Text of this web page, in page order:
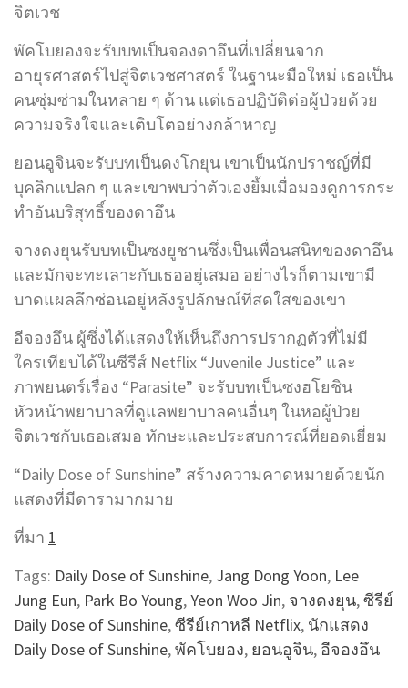
จิตเวช
พัคโบยองจะรับบทเป็นจองดาอึนที่เปลี่ยนจาก
อายุรศาสตร์ไปสู่จิตเวชศาสตร์ ในฐานะมือใหม่ เธอเป็น
คนซุ่มซ่ามในหลาย ๆ ด้าน แต่เธอปฏิบัติต่อผู้ป่วยด้วย
ความจริงใจและเติบโตอย่างกล้าหาญ
ยอนอูจินจะรับบทเป็นดงโกยุน เขาเป็นนักปราชญ์ที่มี
บุคลิกแปลก ๆ และเขาพบว่าตัวเองยิ้มเมื่อมองดูการกระ
ทำอันบริสุทธิ์ของดาอึน
จางดงยุนรับบทเป็นซงยูชานซึ่งเป็นเพื่อนสนิทของดาอึน
และมักจะทะเลาะกับเธออยู่เสมอ อย่างไรก็ตามเขามี
บาดแผลลึกซ่อนอยู่หลังรูปลักษณ์ที่สดใสของเขา
อีจองอึน ผู้ซึ่งได้แสดงให้เห็นถึงการปรากฏตัวที่ไม่มี
ใครเทียบได้ในซีรีส์ Netflix “Juvenile Justice” และ
ภาพยนตร์เรื่อง “Parasite” จะรับบทเป็นซงฮโยชิน
หัวหน้าพยาบาลที่ดูแลพยาบาลคนอื่นๆ ในหอผู้ป่วย
จิตเวชกับเธอเสมอ ทักษะและประสบการณ์ที่ยอดเยี่ยม
“Daily Dose of Sunshine” สร้างความคาดหมายด้วยนัก
แสดงที่มีดารามากมาย
ที่มา 1
Tags: Daily Dose of Sunshine, Jang Dong Yoon, Lee
Jung Eun, Park Bo Young,Yeon Woo Jin, จางดงยุน,ซีรีย์
Daily Dose of Sunshine,ซีรีย์เกาหลี Netflix, นักแสดง
Daily Dose of Sunshine,พัคโบยอง, ยอนอูจิน, อีจองอึน